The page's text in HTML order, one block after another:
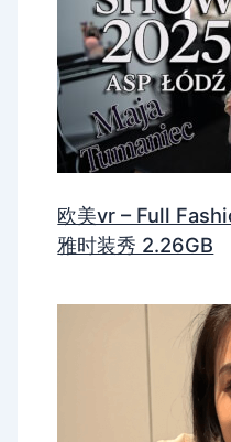
欧美vr – Full
雅时装秀 2.26GB